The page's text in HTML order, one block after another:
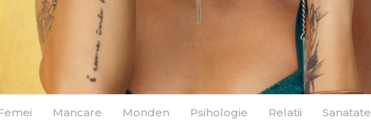
Mancare Monden Psihologie Relatii Sanatate